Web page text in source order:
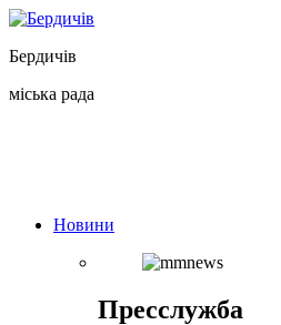
Перейти
вмісту
Бердичів
міська рада
Новини
Пресслужба